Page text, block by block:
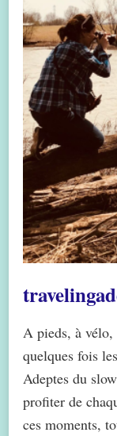
A pieds, à vélo,
quelques fois
Adeptes du
profiter de
ces moments,